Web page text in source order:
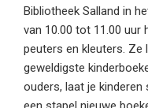
Bibliotheek Salland in
van 10.00 tot 11.00 uur
peuters en kleuters. Ze
geweldigste
ouders, laat je